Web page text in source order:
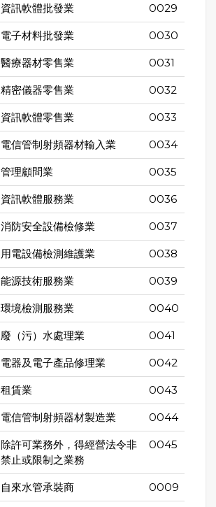
資訊軟體批發業 0029
電子材料批發業 0030
醫療器材零售業 0031
精密儀器零售業 0032
資訊軟體零售業 0033
電信管制射頻器材輸入業 0034
管理顧問業 0035
資訊軟體服務業 0036
消防安全設備檢修業 0037
用電設備檢測維護業 0038
能源技術服務業 0039
環境檢測服務業 0040
廢（污）水處理業 0041
電器及電子產品修理業 0042
租賃業 0043
電信管制射頻器材製造業 0044
除許可業務外，得經營法令非
禁止或限制之業務
0045
自來水管承裝商 0009